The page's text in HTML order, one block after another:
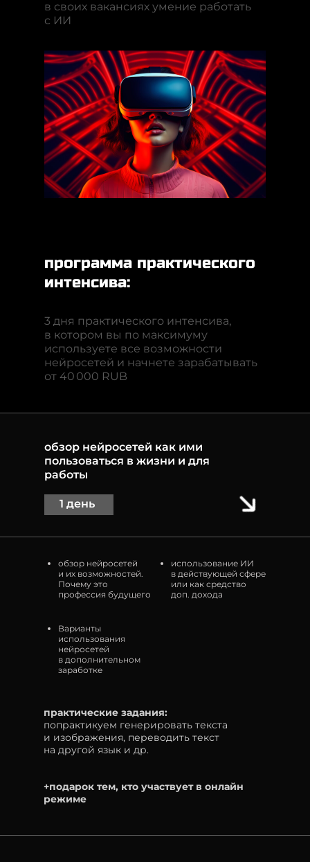
в своих вакансиях умение работать
с ИИ
программа практического
интенсива:
3 дня практического интенсива,
в котором вы по максимуму
используете все возможности
нейросетей и начнете зарабатывать
от 40 000 RUB
обзор нейросетей как ими
пользоваться в жизни и для
работы
1 день
обзор нейросетей
и их возможностей.
Почему это
профессия будущего
использование ИИ
в действующей сфере
или как средство
доп. дохода
Варианты
использования
нейросетей
в дополнительном
заработке
практические задания:
попрактикуем генерировать текста
и изображения, переводить текст
на другой язык и др.
+подарок тем, кто участвует в онлайн
режиме